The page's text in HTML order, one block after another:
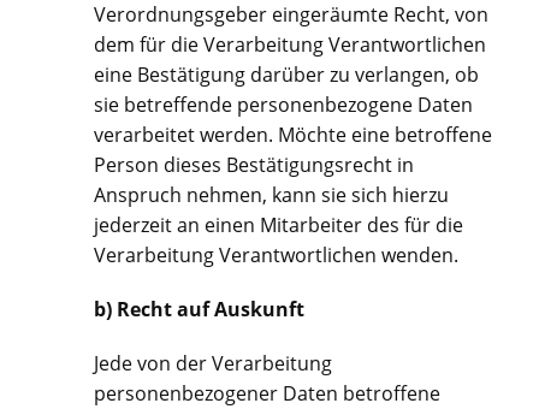
Verordnungsgeber eingeräumte Recht, von
dem für die Verarbeitung Verantwortlichen
eine Bestätigung darüber zu verlangen, ob
sie betreffende personenbezogene Daten
verarbeitet werden. Möchte eine betroffene
Person dieses Bestätigungsrecht in
Anspruch nehmen, kann sie sich hierzu
jederzeit an einen Mitarbeiter des für die
Verarbeitung Verantwortlichen wenden.
b) Recht auf Auskunft
Jede von der Verarbeitung
personenbezogener Daten betroffene